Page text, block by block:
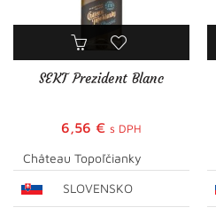
SEKT Prezident Blanc
6,56 € s DPH
Château Topoľčianky
SLOVENSKO